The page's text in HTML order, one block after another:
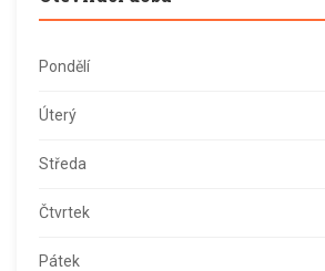
Pondělí
Úterý
Středa
Čtvrtek
Pátek